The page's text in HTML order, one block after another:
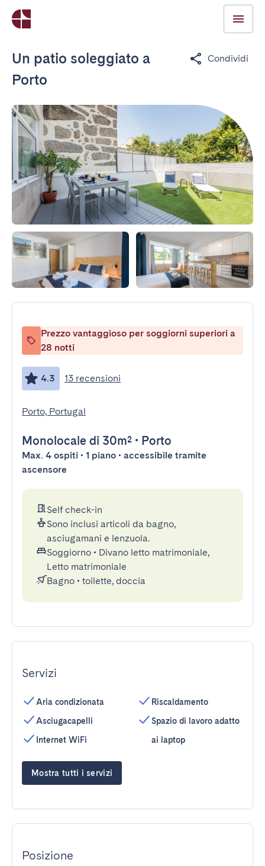
Un patio soleggiato a
Porto
Condividi
Prezzo vantaggioso per soggiorni superiori a
28 notti
4.3 13 recensioni
Porto, Portugal
Monolocale di 30m² • Porto
Max. 4 ospiti • 1 piano • accessibile tramite
ascensore
Self check-in
Sono inclusi articoli da bagno,
asciugamani e lenzuola.
Soggiorno • Divano letto matrimoniale,
Letto matrimoniale
Bagno • toilette, doccia
Servizi
Aria condizionata
Asciugacapelli
Internet WiFi
Riscaldamento
Spazio di lavoro adatto
ai laptop
Mostra tutti i servizi
Posizione